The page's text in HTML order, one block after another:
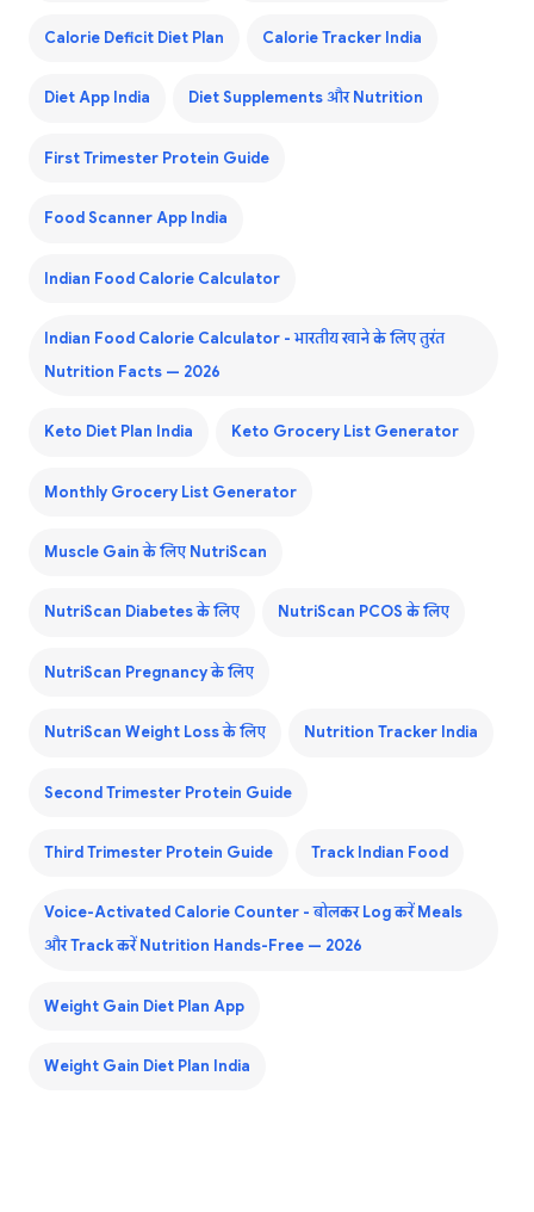
Calorie Deficit Diet Plan Calorie Tracker India
Diet App India Diet Supplements और Nutrition
First Trimester Protein Guide
Food Scanner App India
Indian Food Calorie Calculator
Indian Food Calorie Calculator - भारतीय खाने के लिए तुरंत
Nutrition Facts — 2026
Keto Diet Plan India Keto Grocery List Generator
Monthly Grocery List Generator
Muscle Gain के लिए NutriScan
NutriScan Diabetes के लिए NutriScan PCOS के लिए
NutriScan Pregnancy के लिए
NutriScan Weight Loss के लिए Nutrition Tracker India
Second Trimester Protein Guide
Third Trimester Protein Guide Track Indian Food
Voice-Activated Calorie Counter - बोलकर Log करें Meals
और Track करें Nutrition Hands-Free — 2026
Weight Gain Diet Plan App
Weight Gain Diet Plan India